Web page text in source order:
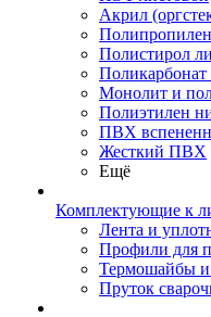
Акрил
Полистирол
Поликарбонат
Монолит и
Полиэтилен
ПВХ
Жесткий ПВХ
Ещё
Комплектующие к
Лента и
Профили для
Термошайбы
Пруток